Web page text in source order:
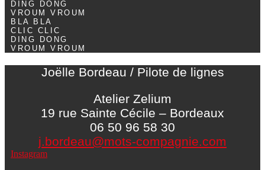
DING DONG
VROUM VROUM
BLA BLA
CLIC CLIC
DING DONG
VROUM VROUM
Joëlle Bordeau / Pilote de lignes
Atelier Zelium
19 rue Sainte Cécile – Bordeaux
06 50 96 58 30
j.bordeau@mots-compagnie.com
Instagram